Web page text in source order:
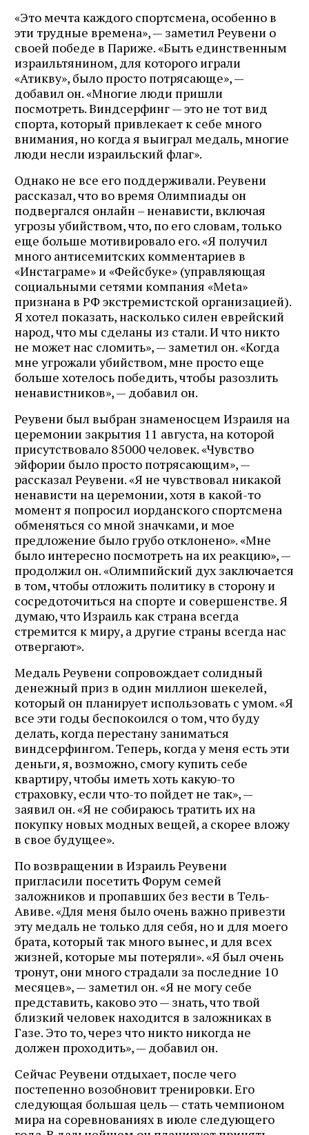
«Это мечта каждого спортсмена, особенно в
эти трудные времена», — заметил Реувени о
своей победе в Париже. «Быть ​​единственным
израильтянином, для которого играли
«Атикву», было просто потрясающе», —
добавил он. «Многие люди пришли
посмотреть. Виндсерфинг — это не тот вид
спорта, который привлекает к себе много
внимания, но когда я выиграл медаль, многие
люди несли израильский флаг».
Однако не все его поддерживали. Реувени
рассказал, что во время Олимпиады он
подвергался онлайн – ненависти, включая
угрозы убийством, что, по его словам, только
еще больше мотивировало его. «Я получил
много антисемитских комментариев в
«Инстаграме» и «Фейсбуке» (управляющая
социальными сетями компания «Meta»
признана в РФ экстремистской организацией).
Я хотел показать, насколько силен еврейский
народ, что мы сделаны из стали. И что никто
не может нас сломить», — заметил он. «Когда
мне угрожали убийством, мне просто еще
больше хотелось победить, чтобы разозлить
ненавистников», — добавил он.
Реувени был выбран знаменосцем Израиля на
церемонии закрытия 11 августа, на которой
присутствовало 85000 человек. «Чувство
эйфории было просто потрясающим», —
рассказал Реувени. «Я не чувствовал никакой
ненависти на церемонии, хотя в какой-то
момент я попросил иорданского спортсмена
обменяться со мной значками, и мое
предложение было грубо отклонено». «Мне
было интересно посмотреть на их реакцию», —
продолжил он. «Олимпийский дух заключается
в том, чтобы отложить политику в сторону и
сосредоточиться на спорте и совершенстве. Я
думаю, что Израиль как страна всегда
стремится к миру, а другие страны всегда нас
отвергают».
Медаль Реувени сопровождает солидный
денежный приз в один миллион шекелей,
который он планирует использовать с умом. «Я
все эти годы беспокоился о том, что буду
делать, когда перестану заниматься
виндсерфингом. Теперь, когда у меня есть эти
деньги, я, возможно, смогу купить себе
квартиру, чтобы иметь хоть какую-то
страховку, если что-то пойдет не так», —
заявил он. «Я не собираюсь тратить их на
покупку новых модных вещей, а скорее вложу
в свое будущее».
По возвращении в Израиль Реувени
пригласили посетить Форум семей
заложников и пропавших без вести в Тель-
Авиве. «Для меня было очень важно привезти
эту медаль не только для себя, но и для моего
брата, который так много вынес, и для всех
жизней, которые мы потеряли». «Я был очень
тронут, они много страдали за последние 10
месяцев», — заметил он. «Я не могу себе
представить, каково это — знать, что твой
близкий человек находится в заложниках в
Газе. Это то, через что никто никогда не
должен проходить», — добавил он.
Сейчас Реувени отдыхает, после чего
постепенно возобновит тренировки. Его
следующая большая цель — стать чемпионом
мира на соревнованиях в июле следующего